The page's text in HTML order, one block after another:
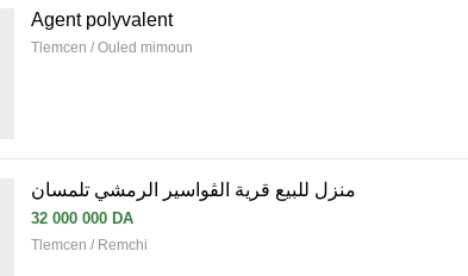
Agent polyvalent
Tlemcen / Ouled mimoun
منزل للبيع قرية الڨواسير الرمشي تلمسان
32 000 000 DA
Tlemcen / Remchi